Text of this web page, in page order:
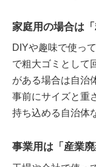
家庭用の場合は
DIYや趣味で使っ
で粗大ゴミとして
がある場合は自治
事前にサイズと重
持ち込める自治体
事業用は「産業